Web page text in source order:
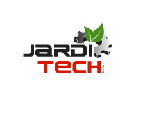
Jarditech